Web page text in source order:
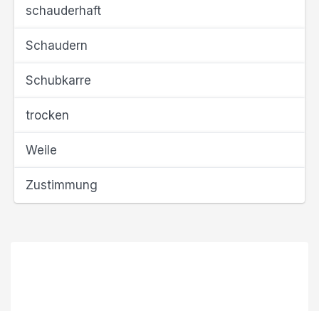
schauderhaft
Schaudern
Schubkarre
trocken
Weile
Zustimmung